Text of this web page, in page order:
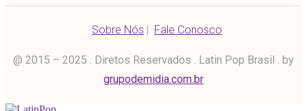
Sobre Nós | Fale Conosco
@ 2015 – 2025 . Diretos Reservados . Latin Pop Brasil . by
grupodemidia.com.br